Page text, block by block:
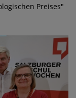
Preises"